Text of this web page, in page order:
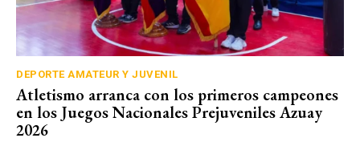
DEPORTE AMATEUR Y JUVENIL
Atletismo arranca con los primeros campeones
en los Juegos Nacionales Prejuveniles Azuay
2026